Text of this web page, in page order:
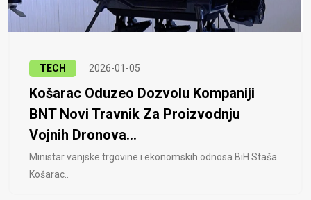
TECH 2026-01-05
Košarac Oduzeo Dozvolu Kompaniji
BNT Novi Travnik Za Proizvodnju
Vojnih Dronova...
Ministar vanjske trgovine i ekonomskih odnosa BiH Staša
Košarac..